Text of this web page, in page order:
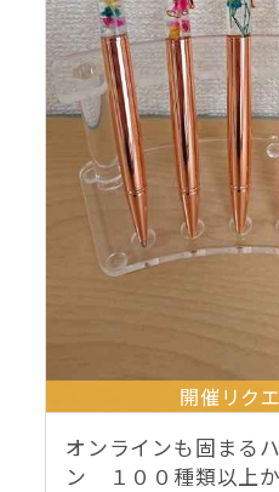
開催リク
オンラインも固まる
ン １００種類以上